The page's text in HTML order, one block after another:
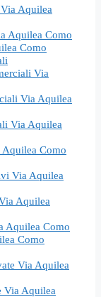
Aquilea
Aquilea Como
Como
Via
Via Aquilea
Via Aquilea
Como
Via Aquilea
Aquilea
Aquilea Como
Como
Via Aquilea
Via Aquilea